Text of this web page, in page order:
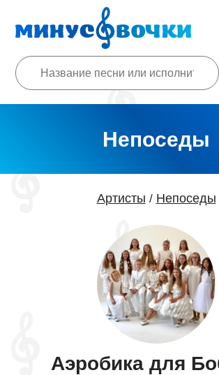
Непоседы
Артисты / Непоседы
Аэробика для